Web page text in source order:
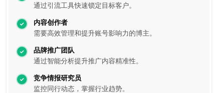
通过引流工具快速锁定目标客户。
内容创作者
需要高效管理和提升账号影响力的博主。
品牌推广团队
通过智能分析提升推广内容精准性。
竞争情报研究员
监控同行动态，掌握行业趋势。